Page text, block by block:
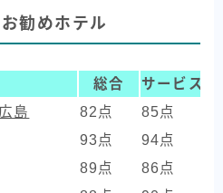
勧めホテル
総合 サービス
島
82点 85点
93点 94点
89点 86点